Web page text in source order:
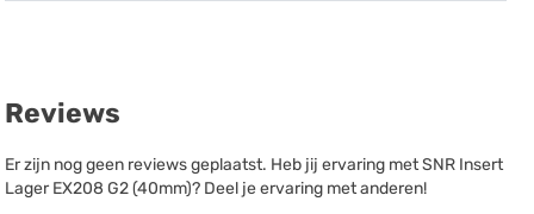
Reviews
Er zijn nog geen reviews geplaatst. Heb jij ervaring met SNR Insert
Lager EX208 G2 (40mm)? Deel je ervaring met anderen!